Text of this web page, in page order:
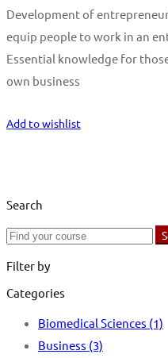
Development of
equip people to work in an
Essential knowledge for
own business
Add to wishlist
Search
Search
Filter by
Categories
Biomedical Sciences (1)
Business (3)